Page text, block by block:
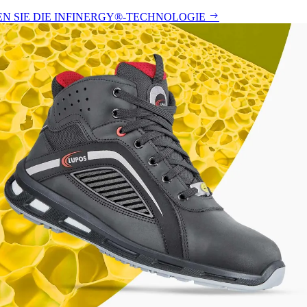
SIE DIE INFINERGY®-TECHNOLOGIE